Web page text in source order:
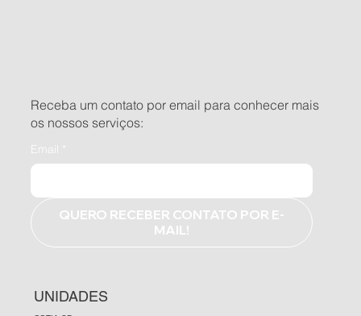
Receba um contato por email para conhecer mais
os nossos serviços:
Email
QUERO RECEBER CONTATO POR E-
MAIL!
UNIDADES